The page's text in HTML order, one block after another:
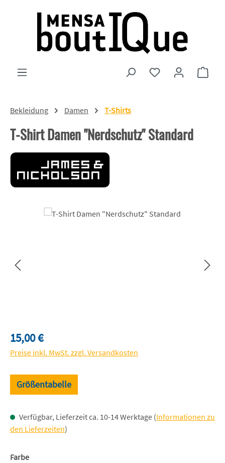
Zum Hauptinhalt springen
Du hast 0
Bekleidung Damen T-Shirts
T-Shirt Damen "Nerdschutz" Standard
Bildergalerie überspringen
Regulärer Preis:
15,00 €
Preise inkl. MwSt. zzgl. Versandkosten
Größentabelle
Verfügbar, Lieferzeit ca. 10-14 Werktage (Informationen zu
den Lieferzeiten)
Farbeauswählen